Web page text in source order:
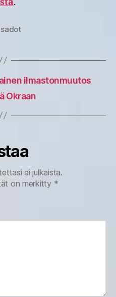
ilmastonmuutos
Okraan
ei julkaista.
on merkitty *